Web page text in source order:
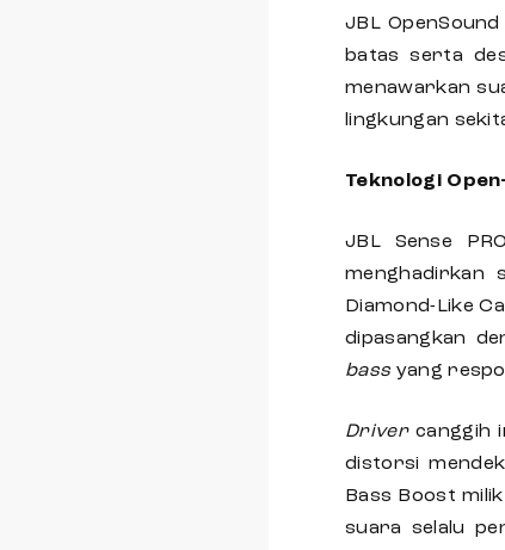
JBL
batas serta
menawarkan
lingkungan
Teknologi
JBL Sense
menghadirkan
Diamond-Like
dipasangkan
bass yang
Driver canggih
distorsi
Bass Boost
suara selalu